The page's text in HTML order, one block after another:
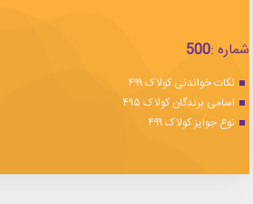
شماره :500
نکات خواندنی کولاک ۴۹۹
اسامی برندگان کولاک ۴۹۵
نوع جوایز کولاک ۴۹۹